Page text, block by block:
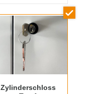
Zylinderschloss